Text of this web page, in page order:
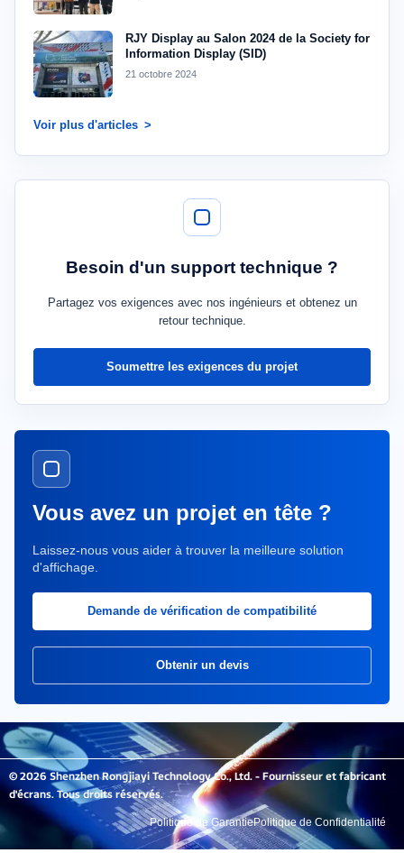
RJY Display au Salon 2024 de la Society for
Information Display (SID)
21 octobre 2024
Voir plus d'articles
Besoin d'un support technique ?
Partagez vos exigences avec nos ingénieurs et obtenez un
retour technique.
Soumettre les exigences du projet
Vous avez un projet en tête ?
Laissez-nous vous aider à trouver la meilleure solution
d'affichage.
Demande de vérification de compatibilité
Obtenir un devis
© 2026 Shenzhen Rongjiayi Technology Co., Ltd. - Fournisseur et fabricant
d'écrans. Tous droits réservés.
Politique de Confidentialité
Politique de Garantie